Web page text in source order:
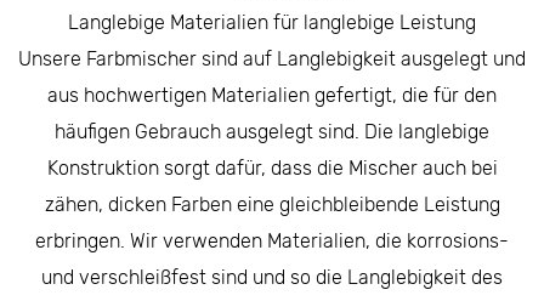
Langlebige Materialien für langlebige Leistung
Unsere Farbmischer sind auf Langlebigkeit ausgelegt und
aus hochwertigen Materialien gefertigt, die für den
häufigen Gebrauch ausgelegt sind. Die langlebige
Konstruktion sorgt dafür, dass die Mischer auch bei
zähen, dicken Farben eine gleichbleibende Leistung
erbringen. Wir verwenden Materialien, die korrosions-
und verschleißfest sind und so die Langlebigkeit des